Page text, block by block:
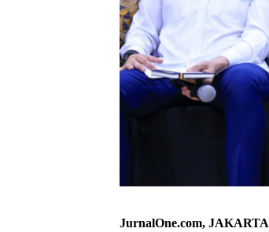
JurnalOne.com,